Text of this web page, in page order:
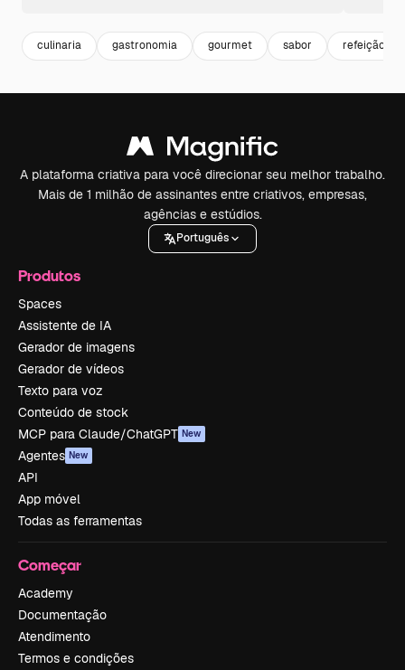
culinaria gastronomia gourmet sabor refeição
A plataforma criativa para você direcionar seu melhor trabalho.
Mais de 1 milhão de assinantes entre criativos, empresas,
agências e estúdios.
Português
Produtos
Spaces
Assistente de IA
Gerador de imagens
Gerador de vídeos
Texto para voz
Conteúdo de stock
MCP para Claude/ChatGPT New
Agentes New
API
App móvel
Todas as ferramentas
Começar
Academy
Documentação
Atendimento
Termos e condições